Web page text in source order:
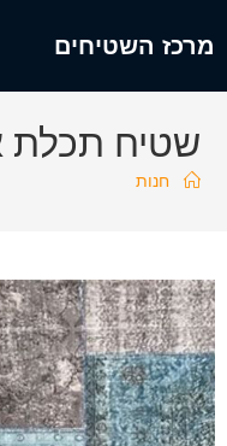
מרכז השטיחים
שטיח תכלת
חנות